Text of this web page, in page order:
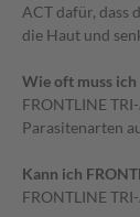
ACT dafür, dass
die Haut und
Wie oft muss ich
FRONTLINE
Parasitenarten
Kann ich
FRONTLINE